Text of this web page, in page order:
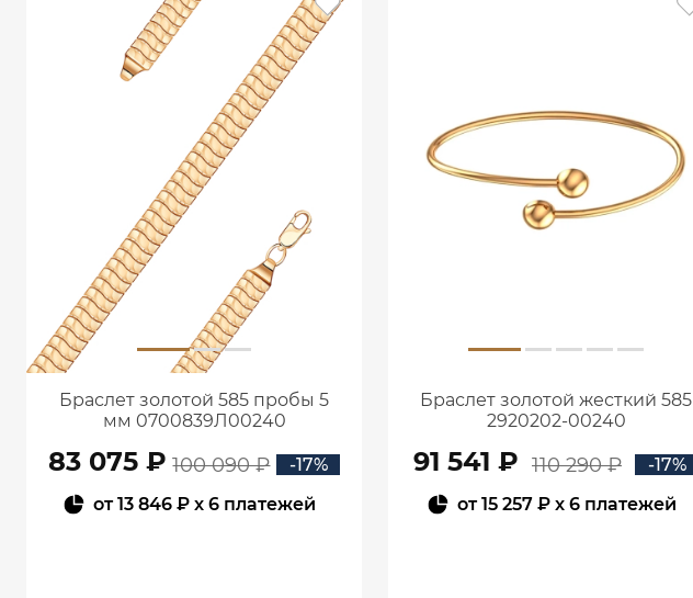
Браслет золотой 585 пробы 5
мм 0700839Л00240
83 075 ₽ 100 090 ₽
-17%
от13 846 ₽ x 6 платежей
Браслет золотой жесткий 585
2920202-00240
91 541 ₽ 110 290 ₽
-17%
от15 257 ₽x 6 платежей